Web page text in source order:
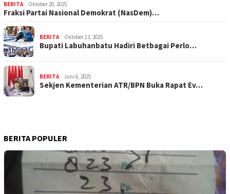
BERITA Oktober 20, 2025
Fraksi Partai Nasional Demokrat (NasDem)…
BERITA Oktober 13, 2025
Bupati Labuhanbatu Hadiri Betbagai Perlo…
BERITA Juni 6, 2025
Sekjen Kementerian ATR/BPN Buka Rapat Ev…
BERITA POPULER